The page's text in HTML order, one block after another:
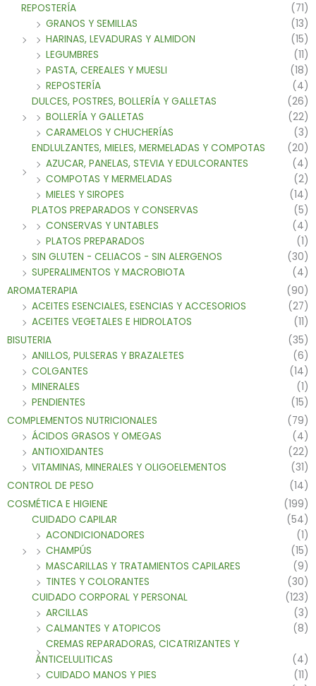
REPOSTERÍA
(71)
GRANOS Y SEMILLAS
(13)
HARINAS, LEVADURAS Y ALMIDON
(15)
LEGUMBRES
(11)
PASTA, CEREALES Y MUESLI
(18)
REPOSTERÍA
(4)
DULCES, POSTRES, BOLLERÍA Y GALLETAS
(26)
BOLLERÍA Y GALLETAS
(22)
CARAMELOS Y CHUCHERÍAS
(3)
ENDLULZANTES, MIELES, MERMELADAS Y COMPOTAS
(20)
AZUCAR, PANELAS, STEVIA Y EDULCORANTES
(4)
COMPOTAS Y MERMELADAS
(2)
MIELES Y SIROPES
(14)
PLATOS PREPARADOS Y CONSERVAS
(5)
CONSERVAS Y UNTABLES
(4)
PLATOS PREPARADOS
(1)
SIN GLUTEN - CELIACOS - SIN ALERGENOS
(30)
SUPERALIMENTOS Y MACROBIOTA
(4)
AROMATERAPIA
(90)
ACEITES ESENCIALES, ESENCIAS Y ACCESORIOS
(27)
ACEITES VEGETALES E HIDROLATOS
(11)
BISUTERIA
(35)
ANILLOS, PULSERAS Y BRAZALETES
(6)
COLGANTES
(14)
MINERALES
(1)
PENDIENTES
(15)
COMPLEMENTOS NUTRICIONALES
(79)
ÁCIDOS GRASOS Y OMEGAS
(4)
ANTIOXIDANTES
(22)
VITAMINAS, MINERALES Y OLIGOELEMENTOS
(31)
CONTROL DE PESO
(14)
COSMÉTICA E HIGIENE
(199)
CUIDADO CAPILAR
(54)
ACONDICIONADORES
(1)
CHAMPÚS
(15)
MASCARILLAS Y TRATAMIENTOS CAPILARES
(9)
TINTES Y COLORANTES
(30)
CUIDADO CORPORAL Y PERSONAL
(123)
ARCILLAS
(3)
CALMANTES Y ATOPICOS
(8)
CREMAS REPARADORAS, CICATRIZANTES Y
ANTICELULITICAS
(4)
CUIDADO MANOS Y PIES
(11)